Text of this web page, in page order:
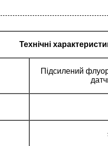
Технічні
Підсилений